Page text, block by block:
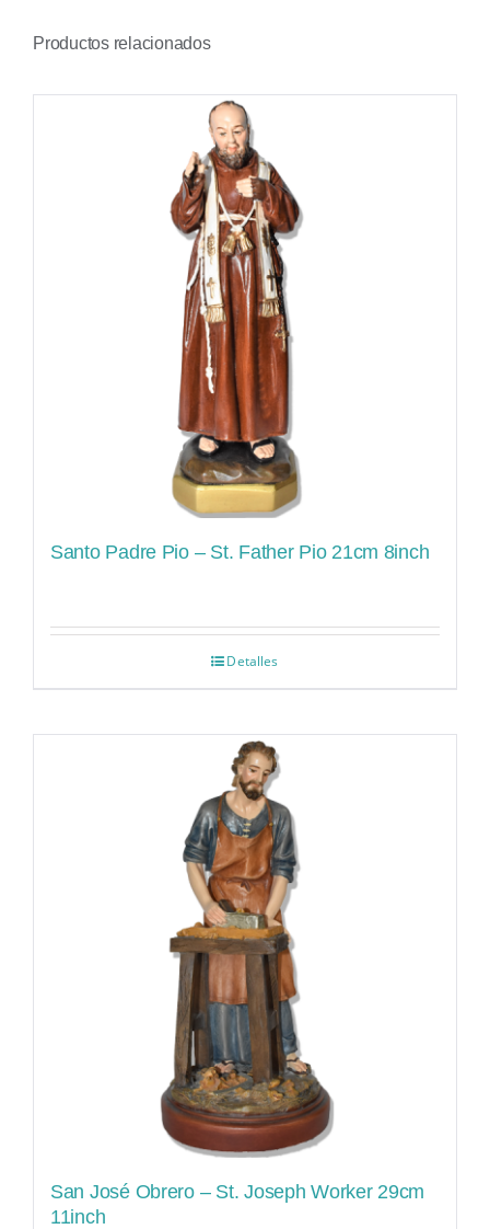
Productos relacionados
Santo Padre Pio – St. Father Pio 21cm 8inch
Detalles
San José Obrero – St. Joseph Worker 29cm
11inch